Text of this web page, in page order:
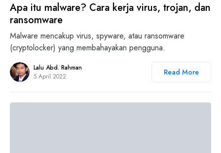
Apa itu malware? Cara kerja virus, trojan, dan
ransomware
Malware mencakup virus, spyware, atau ransomware
(cryptolocker) yang membahayakan pengguna.
Lalu Abd. Rahman
5 April 2022
Read More